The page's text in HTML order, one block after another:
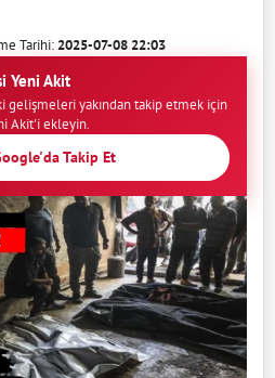
Tarihi:2025-07-08 22:03
Yeni Akit
gelişmeleri yakından takip etmek için
Akit'i ekleyin.
Takip Et